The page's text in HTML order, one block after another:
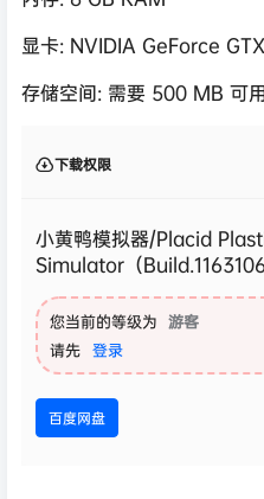
显卡: NVIDIA GeForce
存储空间: 需要 500 MB 可
下载权限
小黄鸭模拟器/Placid
Simulator（
您当前的等级为 游客
请先 登录
百度网盘